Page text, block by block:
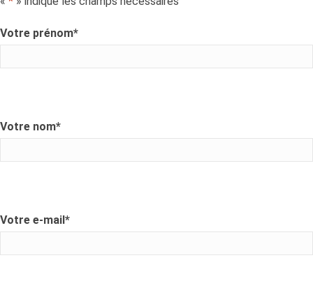
Votre prénom*
Votre nom*
Votre e-mail*